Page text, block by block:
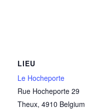
LIEU
Le Hocheporte
Rue Hocheporte 29
Theux, 4910 Belgium